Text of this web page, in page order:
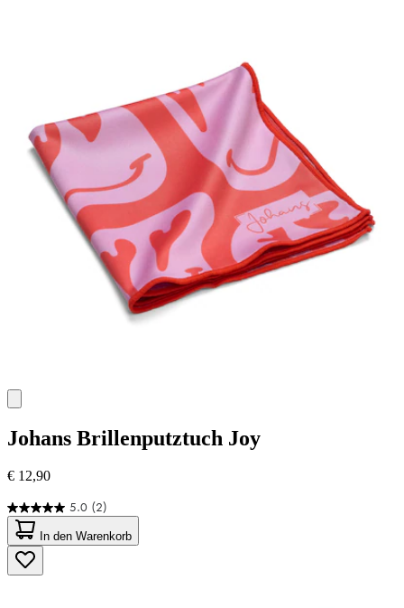
Johans Brillenputztuch Joy
€ 12,90
5.0 (2)
5.0
von
5
Sternen.
2
In den Warenkorb